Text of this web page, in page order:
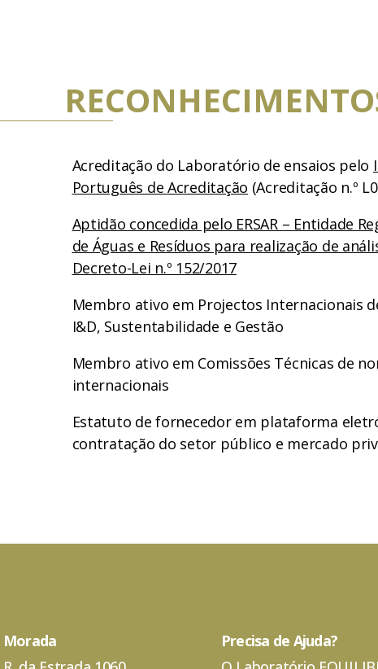
Acreditação do Laboratório de ensaios pelo
Português de Acreditação (Acreditação n.º
Aptidão concedida pelo ERSAR – Entidade
de Águas e Resíduos para realização de
Decreto-Lei n.º 152/2017
Membro ativo em Projectos Internacionais
I&D, Sustentabilidade e Gestão
Membro ativo em Comissões Técnicas de
internacionais
Estatuto de fornecedor em plataforma
contratação do setor público e mercado
Morada
Precisa de Ajuda?